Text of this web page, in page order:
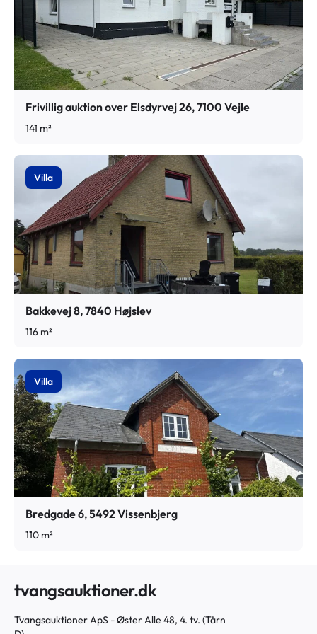
forbehold for arealerne.
Forsyning
Varme: Centralvarme med én fyringsenhed (flydende brændsel)
Vand: Privat vandforsyningsanlæg
besigtigelse af ejendommen, i henhold til hvilken der kan være
afvigelser i forhold til bl.a. materialer m.v. Hverken fogeden,
rekvirenten eller dennes repræsentant kan drages til ansvar for
sådanne fejl, og interesserede købere opfordres til selv at
besigtige ejendommen efter nærmere aftale med rekvirentens
repræsentant.
Det præciseres, at ovennævnte oplysninger delvis er baseret på
udskrift af BBR-registret, hvorfor der således ikke kan indestås
for oplysningernes rigtighed. Registrering af BBR skal beskrive
gældende love og bestemmelser er overholdt.
Frivillig auktion over Elsdyrvej 26, 7100 Vejle
141 m²
Villa
Bakkevej 8, 7840 Højslev
116 m²
Villa
Bredgade 6, 5492 Vissenbjerg
110 m²
tvangsauktioner.dk
Tvangsauktioner ApS - Øster Alle 48, 4. tv. (Tårn